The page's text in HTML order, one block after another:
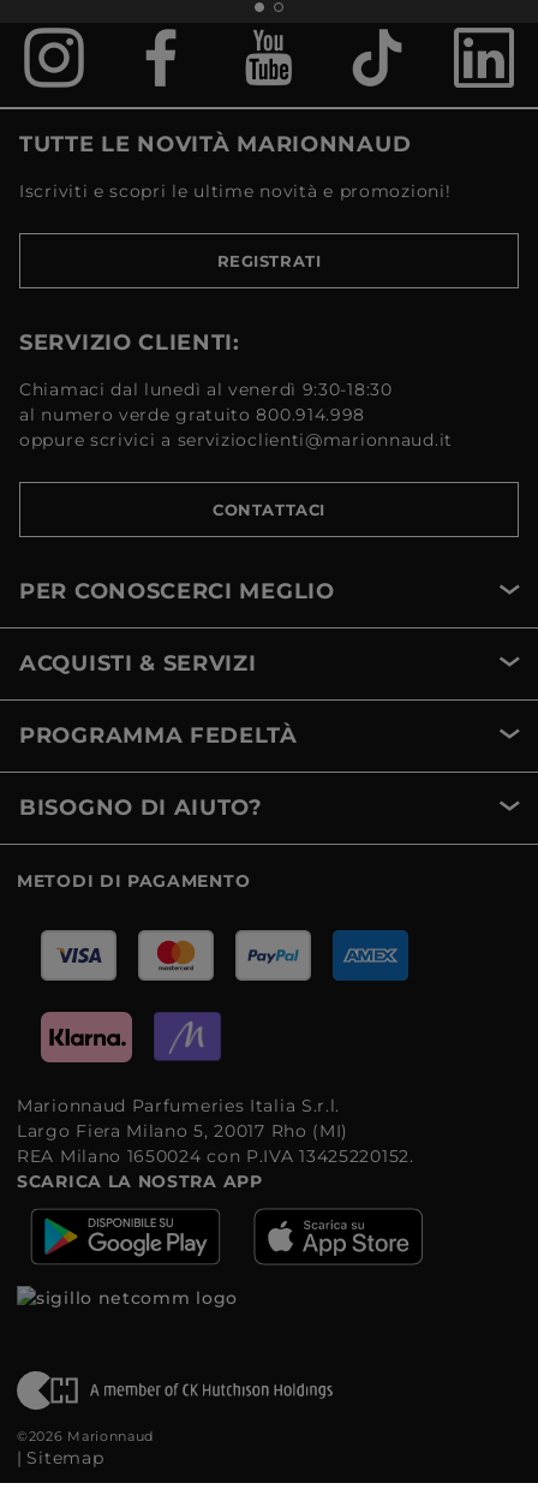
TUTTE LE NOVITÀ MARIONNAUD
Iscriviti e scopri le ultime novità e promozioni!
REGISTRATI
SERVIZIO CLIENTI:
Chiamaci dal lunedì al venerdì 9:30-18:30
al numero verde gratuito 800.914.998
oppure scrivici a servizioclienti@marionnaud.it
CONTATTACI
PER CONOSCERCI MEGLIO
ACQUISTI & SERVIZI
PROGRAMMA FEDELTÀ
BISOGNO DI AIUTO?
METODI DI PAGAMENTO
Marionnaud Parfumeries Italia S.r.l.
Largo Fiera Milano 5, 20017 Rho (MI)
REA Milano 1650024 con P.IVA 13425220152.
SCARICA LA NOSTRA APP
©2026 Marionnaud
| Sitemap